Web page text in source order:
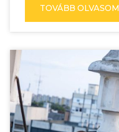
TOVÁBB OLVASOM